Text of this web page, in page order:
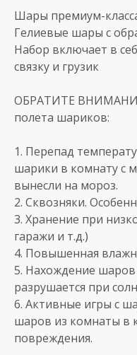
Шары премиум-
Гелиевые шары с
Набор включает в
связку и грузик
ОБРАТИТЕ
полета шариков:
1. Перепад
шарики в комнату с
вынесли на мороз.
2. Сквозняки.
3. Хранение при
гаражи и т.д.)
4. Повышенная
5. Нахождение
разрушается при
6. Активные игры с
шаров из комнаты в
повреждения.